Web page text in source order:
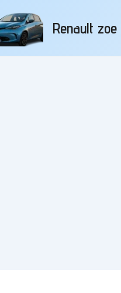
Renault zoe